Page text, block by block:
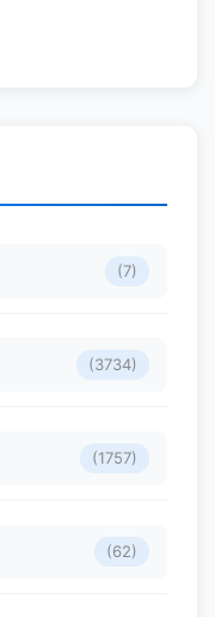
(7)
(3734)
(1757)
(62)